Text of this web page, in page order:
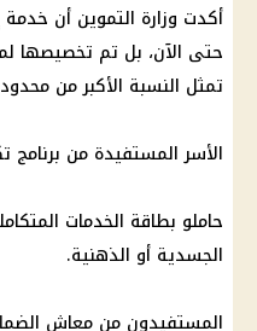
أكدت وزارة التموين أن خدمة
حتى الآن، بل تم تخصيصها
تمثل النسبة الأكبر من
الأسر المستفيدة من برنامج
حاملو بطاقة الخدمات
الجسدية أو الذهنية.
المستفيدون من معاش